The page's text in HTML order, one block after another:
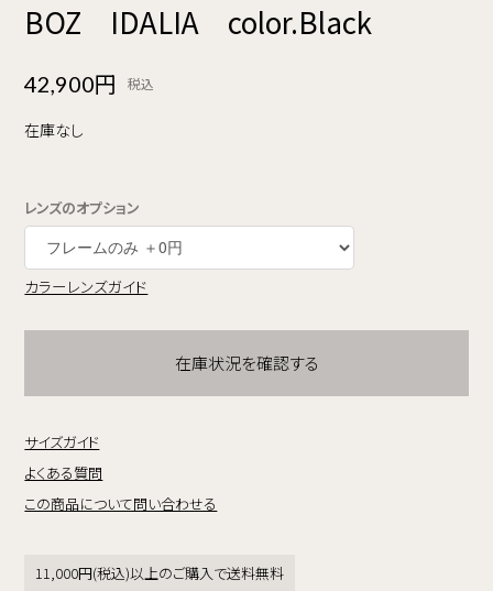
BOZ IDALIA color.Black
42,900円 税込
在庫なし
レンズのオプション
カラーレンズガイド
在庫状況を確認する
サイズガイド
よくある質問
この商品について問い合わせる
11,000円(税込)以上のご購入で送料無料